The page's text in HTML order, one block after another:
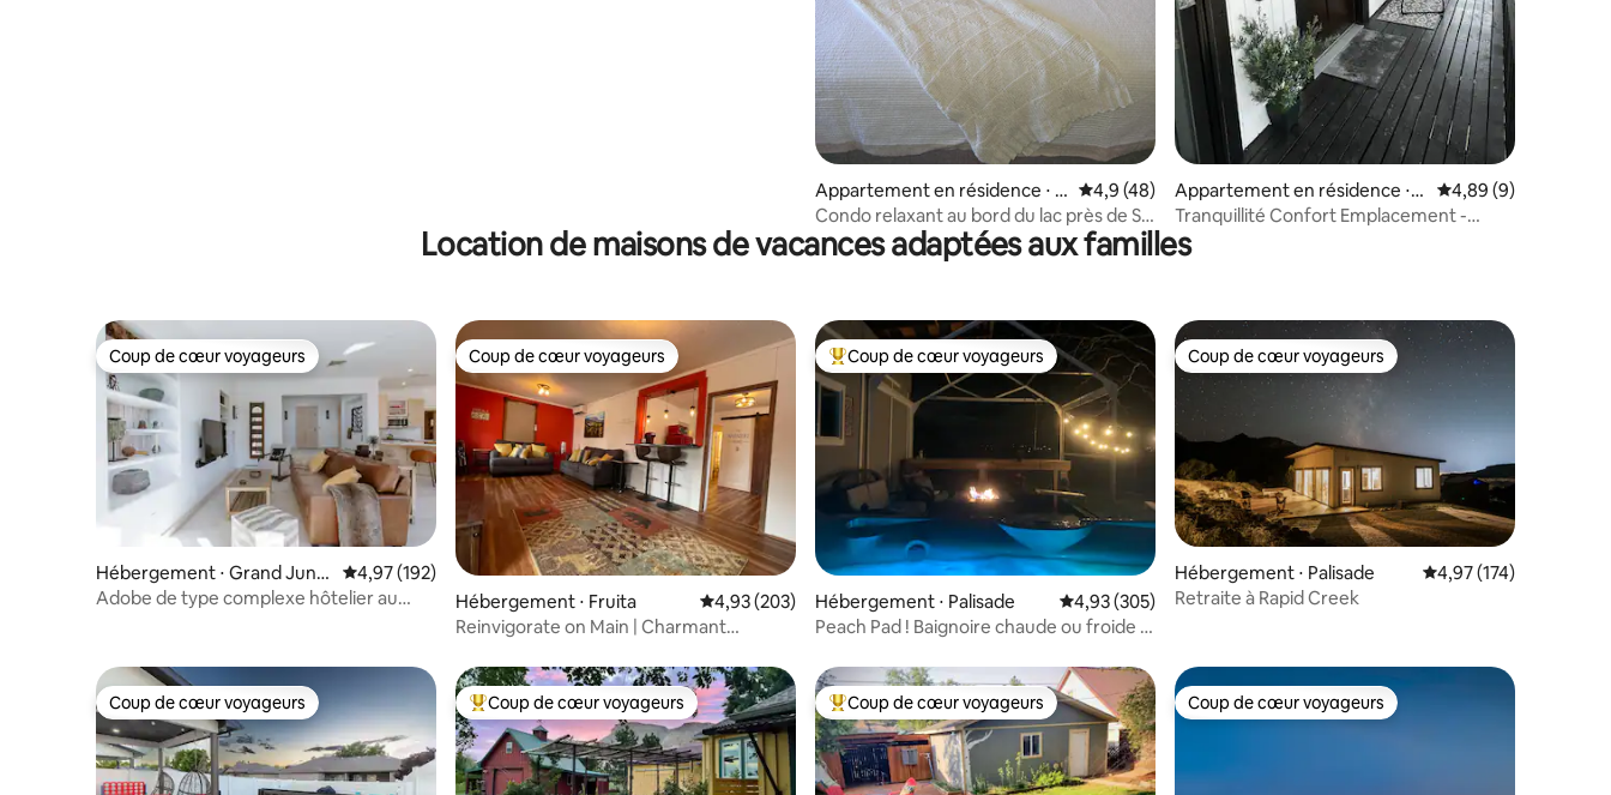
Appartement en résidence ⋅ G
rand Junction
Évaluation moyenne sur la base de 48 commentaires : 4,9 sur 5
4,9 (48)
Condo relaxant au bord du lac près de St.
Mary's Hosp
Appartement en résidence ⋅
Grand Junction
Évaluation moyenne
4,89 (9)
Tranquillité Confort Emplacement -
3 chambres - Séjour prolongé
Location de maisons de vacances adaptées aux familles
Coup de cœur voyageurs
Coup de cœur voyageurs
Hébergement ⋅ Grand Junct
ion
Évaluation moyenne sur la base de 192 commentaires : 4,97 sur 5
4,97 (192)
Adobe de type complexe hôtelier au
Coup de cœur voyageurs
Coup de cœur voyageurs
Hébergement ⋅ Fruita Évaluation moyenne sur la base de 203 commentaires : 4,93 sur 5
4,93 (203)
Reinvigorate on Main | Charmant
Coups de cœur voyageurs les plus appréciés
Coup de cœur voyageurs
Hébergement ⋅ Palisade Évaluation moyenne sur la base de 305 commentaires : 4,93 sur 5
4,93 (305)
Peach Pad ! Baignoire chaude ou froide 2
Coup de cœur voyageurs
Coup de cœur voyageurs
Hébergement ⋅ Palisade Évaluation moyenne
4,97 (174)
Retraite à Rapid Creek
Coup de cœur voyageurs
Coup de cœur voyageurs Coups de cœur voyageurs les plus appréciés
Coup de cœur voyageurs Coups de cœur voyageurs les plus appréciés
Coup de cœur voyageurs Coup de cœur voyageurs
Coup de cœur voyageurs